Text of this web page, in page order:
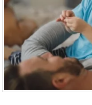
4. EV
EV
10. EV